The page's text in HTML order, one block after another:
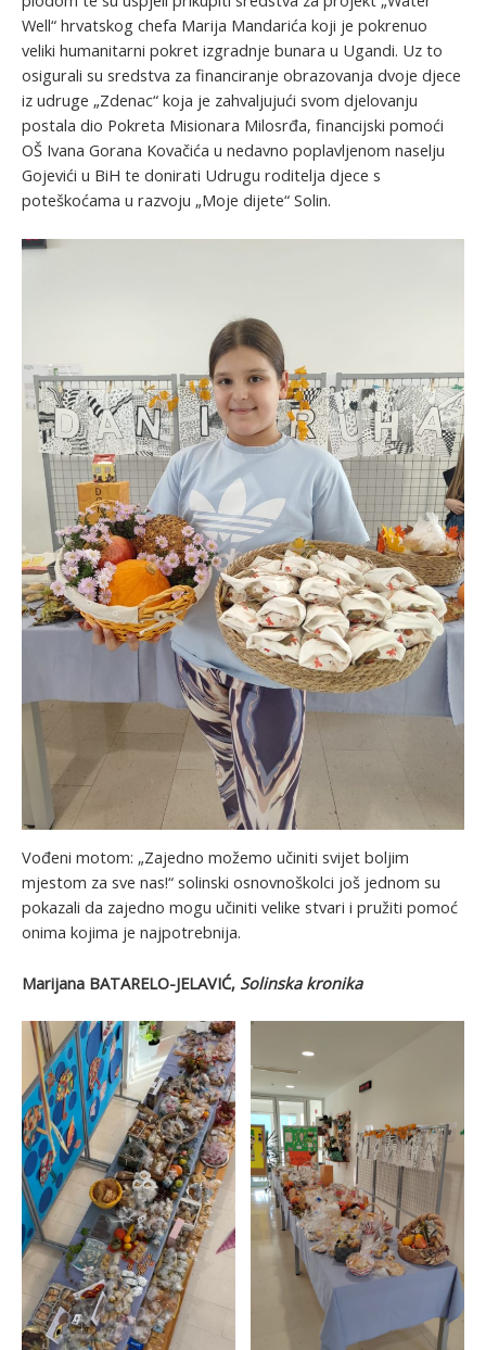
Well“ hrvatskog chefa Marija Mandarića koji je pokrenuo
veliki humanitarni pokret izgradnje bunara u Ugandi. Uz to
osigurali su sredstva za financiranje obrazovanja dvoje djece
iz udruge „Zdenac“ koja je zahvaljujući svom djelovanju
postala dio Pokreta Misionara Milosrđa, financijski pomoći
OŠ Ivana Gorana Kovačića u nedavno poplavljenom naselju
Gojevići u BiH te donirati Udrugu roditelja djece s
poteškoćama u razvoju „Moje dijete“ Solin.
Vođeni motom: „Zajedno možemo učiniti svijet boljim
mjestom za sve nas!“ solinski osnovnoškolci još jednom su
pokazali da zajedno mogu učiniti velike stvari i pružiti pomoć
onima kojima je najpotrebnija.
Marijana BATARELO-JELAVIĆ, Solinska kronika